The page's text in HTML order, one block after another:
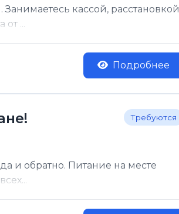
кассой, расстановкой
...
Подробнее
Требуются
и обратно. Питание на месте